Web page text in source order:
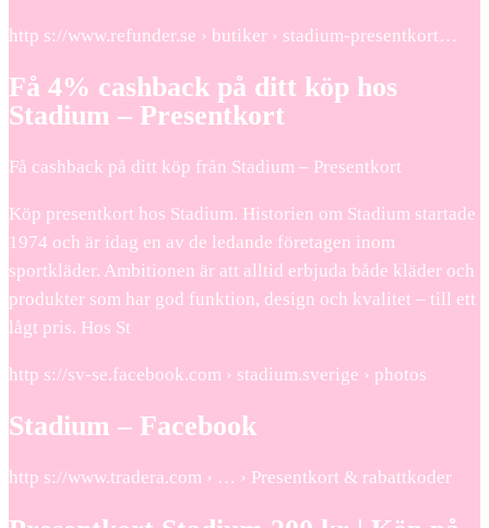
http s://www.refunder.se › butiker › stadium-presentkort…
Få 4% cashback på ditt köp hos
Stadium – Presentkort
Få cashback på ditt köp från Stadium – Presentkort
Köp presentkort hos Stadium. Historien om Stadium startade
1974 och är idag en av de ledande företagen inom
sportkläder. Ambitionen är att alltid erbjuda både kläder och
produkter som har god funktion, design och kvalitet – till ett
lågt pris. Hos St
http s://sv-se.facebook.com › stadium.sverige › photos
Stadium – Facebook
http s://www.tradera.com › … › Presentkort & rabattkoder